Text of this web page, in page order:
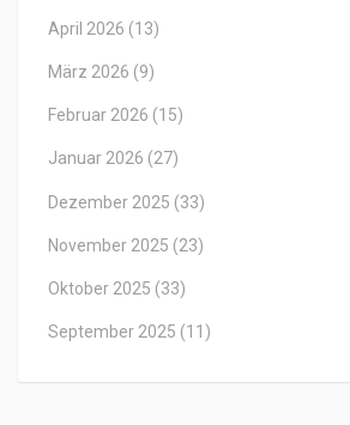
April 2026 (13)
März 2026 (9)
Februar 2026 (15)
Januar 2026 (27)
Dezember 2025 (33)
November 2025 (23)
Oktober 2025 (33)
September 2025 (11)